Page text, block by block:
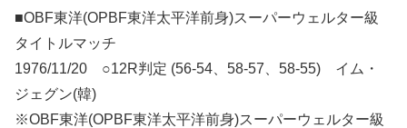
■OBF東洋(OPBF東洋太平洋前身)スーパーウェルター級
タイトルマッチ
1976/11/20 ○12R判定 (56-54、58-57、58-55) イム・
ジェグン(韓)
※OBF東洋(OPBF東洋太平洋前身)スーパーウェルター級